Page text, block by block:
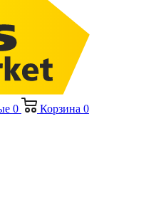
0 Корзина 0